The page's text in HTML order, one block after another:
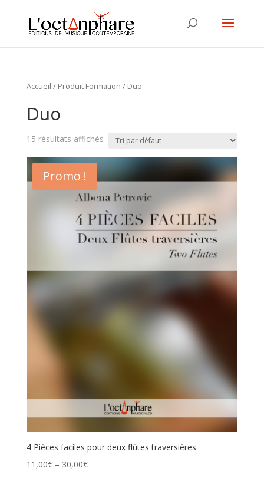
Accueil / Produit Formation / Duo
Duo
15 résultats affichés
Promo !
4 Pièces faciles pour deux flûtes traversières
11,00€– 30,00€